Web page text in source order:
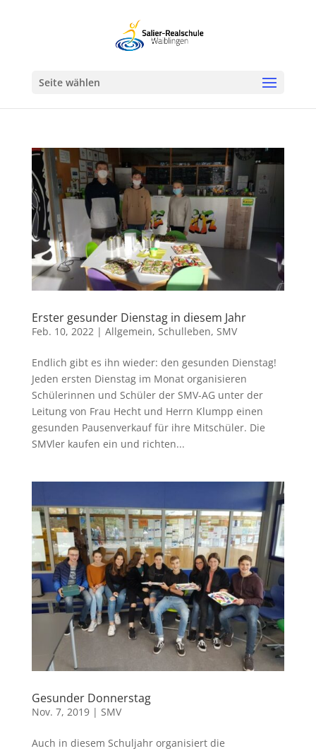
Seite wählen
Erster gesunder Dienstag in diesem Jahr
Feb. 10, 2022 | Allgemein, Schulleben, SMV
Endlich gibt es ihn wieder: den gesunden Dienstag!
Jeden ersten Dienstag im Monat organisieren
Schülerinnen und Schüler der SMV-AG unter der
Leitung von Frau Hecht und Herrn Klumpp einen
gesunden Pausenverkauf für ihre Mitschüler. Die
SMVler kaufen ein und richten...
Gesunder Donnerstag
Nov. 7, 2019| SMV
Auch in diesem Schuljahr organisiert die